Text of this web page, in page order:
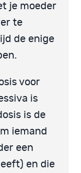
je moeder
te
de enige
voor
is
is de
iemand
een
en die